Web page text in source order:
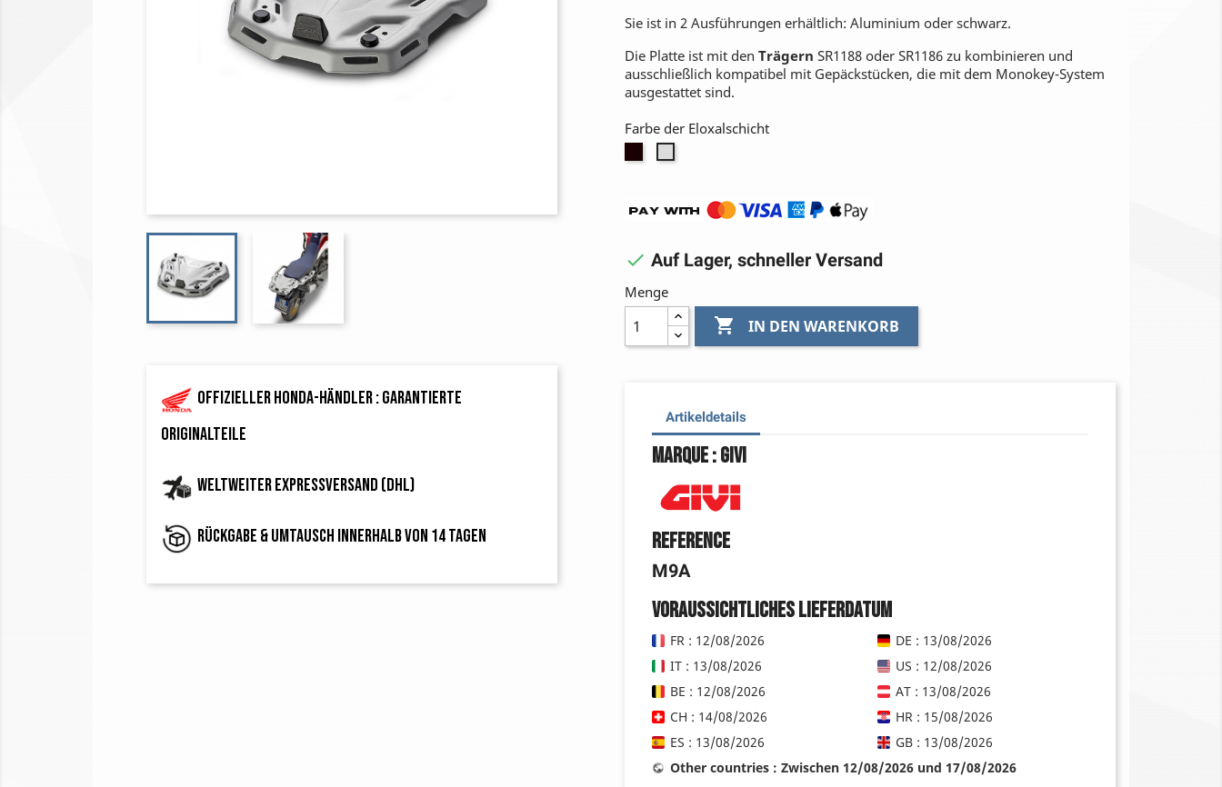
Offizieller Honda-Händler : garantierte
Originalteile
Weltweiter Expressversand (DHL)
Rückgabe & Umtausch innerhalb von 14 Tagen
Sie ist in 2 Ausführungen erhältlich: Aluminium oder schwarz.
Die Platte ist mit den Trägern SR1188 oder SR1186 zu kombinieren und
ausschließlich kompatibel mit Gepäckstücken, die mit dem Monokey-System
ausgestattet sind.
Farbe der Eloxalschicht
 Auf Lager, schneller Versand
Menge
 IN DEN WARENKORB
Artikeldetails
Marque : Givi
Reference
M9A
Voraussichtliches Lieferdatum
FR : 12/08/2026
DE : 13/08/2026
IT : 13/08/2026
US : 12/08/2026
BE : 12/08/2026
AT : 13/08/2026
CH : 14/08/2026
HR : 15/08/2026
ES : 13/08/2026
GB : 13/08/2026
Other countries : Zwischen 12/08/2026 und 17/08/2026